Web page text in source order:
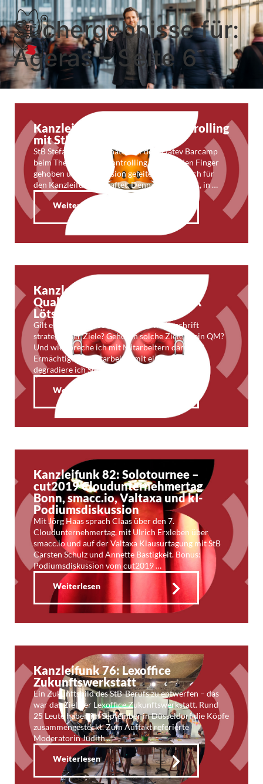
Suchergebnisse für:
Ageras – Seite 6
Kanzleifunk 84: Kanzlei-Controlling
mit StB Stefan Oehmann
StB Stefan Oehmann hatte auf dem Datev Barcamp
beim Thema Kanzleicontrolling spontan den Finger
gehoben und eine Session geleitet. Zack, gleich für
den Kanzleifunk verhaftet. Denn in einer Welt, in …
Weiterlesen
Kanzleifunk 83: Quäl mich!
Qualitätsmanagement mit Dirk
Lötsch
Gilt ein Rolls-Royce-Katalog als Niederschrift
strategischer Ziele? Gehören solche Ziele in ein QM?
Und wie spreche ich mit Mitarbeitern darüber?
Ermächtige ich Mitarbeiter mit einem QM oder
degradiere ich Sie …
Weiterlesen
Kanzleifunk 82: Solotournee –
cut2019 Cloudunternehmertag
Bonn, smacc.io, Valtaxa und kI-
Podiumsdiskussion
Mit Jörg Haas sprach Claas über den 7.
Cloudunternehmertag, mit Ulrich Erxleben über
smacc.io und auf der Valtaxa Klausurtagung mit StB
Carsten Schulz und Annette Bastigkeit. Bonus:
Podiumsdiskussion vom cut2019 …
Weiterlesen
Kanzleifunk 76: Lexoffice
Zukunftswerkstatt
Ein Zukunftsbild des StB-Berufs zu entwerfen – das
war das Ziel der Lexoffice Zukunftswerkstatt. Rund
25 Leute haben im September in Düsseldorf die Köpfe
zusammengesteckt. Zum Auftakt referierte
Moderatorin Judith …
Weiterlesen